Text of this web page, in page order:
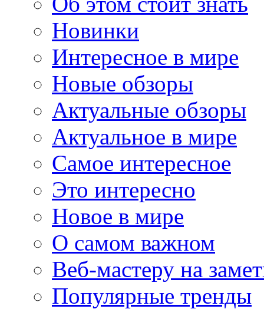
Новинки
Интересное в мире
Новые обзоры
Актуальные обзоры
Актуальное в мире
Самое интересное
Это интересно
Новое в мире
О самом важном
Веб-мастеру на
Популярные тренды